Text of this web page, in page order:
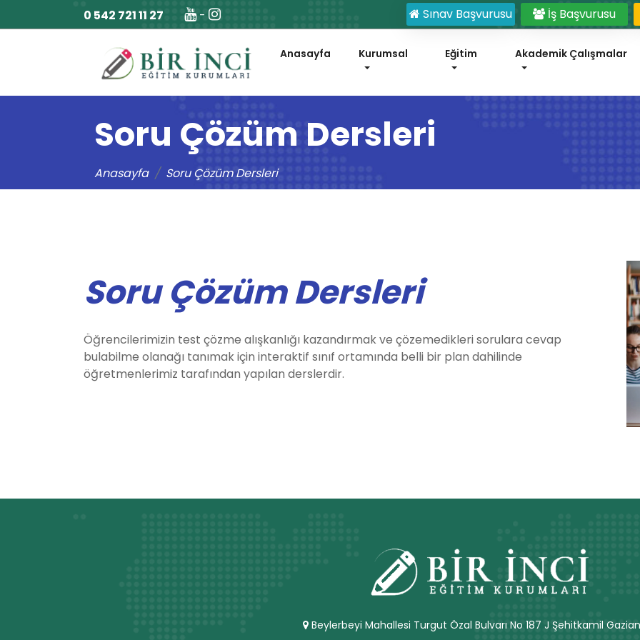
0 542 721 11 27 - İş Başvurusu
Sınav Başvurusu
Anasayfa Kurumsal Eğitim Akademik Çalışmalar
Soru Çözüm Dersleri
Anasayfa Soru Çözüm Dersleri
Soru Çözüm Dersleri
Öğrencilerimizin test çözme alışkanlığı kazandırmak ve çözemedikleri sorulara cevap
bulabilme olanağı tanımak için interaktif sınıf ortamında belli bir plan dahilinde
öğretmenlerimiz tarafından yapılan derslerdir.
Beylerbeyi Mahallesi Turgut Özal Bulvarı No 187 J Şehitkamil